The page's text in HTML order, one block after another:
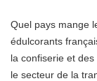
Quel pays mange
édulcorants
la confiserie et
le secteur de la